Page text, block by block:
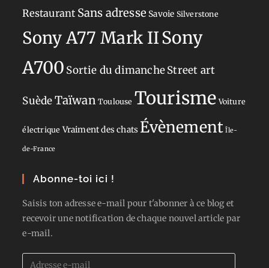
Restaurant Sans adresse Savoie Silverstone
Sony A77 Mark IISony
A700 Sortie du dimancheStreet art
SuèdeTaïwan Toulouse Tourisme Voiture
électrique Vraiment des chats Évènement Île-
de-France
Abonne-toi ici !
Saisis ton adresse e-mail pour t'abonner à ce blog et
recevoir une notification de chaque nouvel article par
e-mail.
Adresse